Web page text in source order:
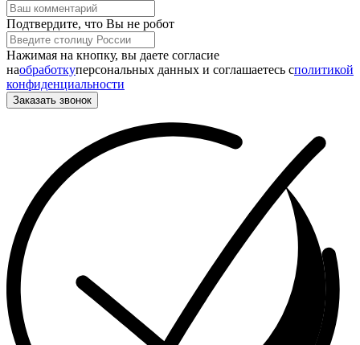
Подтвердите, что Вы не робот
Нажимая на кнопку, вы даете согласие
наобработкуперсональных данных и соглашаетесь cполитикой
конфиденциальности
Заказать звонок